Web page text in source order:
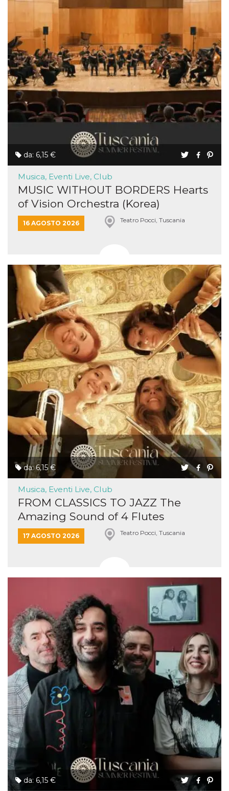
da: 6,15 €
Musica, Eventi Live, Club
MUSIC WITHOUT BORDERS Hearts
of Vision Orchestra (Korea)
16 AGOSTO 2026 Teatro Pocci, Tuscania
da: 6,15 €
Musica, Eventi Live, Club
FROM CLASSICS TO JAZZ The
Amazing Sound of 4 Flutes
17 AGOSTO 2026 Teatro Pocci, Tuscania
da: 6,15 €